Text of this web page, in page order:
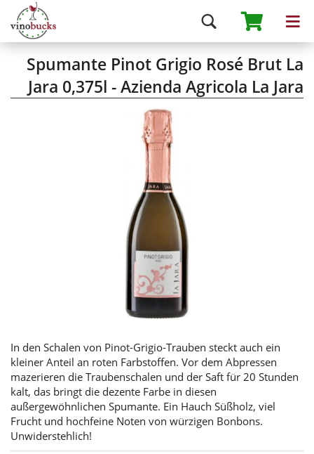
Spumante Pinot Grigio Rosé Brut La
Jara 0,375l - Azienda Agricola La Jara
In den Schalen von Pinot-Grigio-Trauben steckt auch ein
kleiner Anteil an roten Farbstoffen. Vor dem Abpressen
mazerieren die Traubenschalen und der Saft für 20 Stunden
kalt, das bringt die dezente Farbe in diesen
außergewöhnlichen Spumante. Ein Hauch Süßholz, viel
Frucht und hochfeine Noten von würzigen Bonbons.
Unwiderstehlich!